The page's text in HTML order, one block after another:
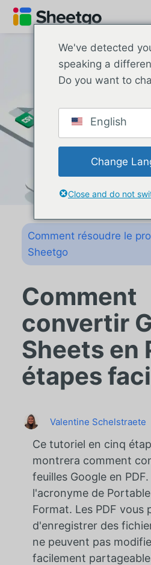
Comment résoudre le
Sheetgo
Comment
convertir
Sheets en
étapes
Valentine Schelstraete
Ce tutoriel en cinq
montrera comment
feuilles Google en
l'acronyme de
Format. Les PDF vous
d'enregistrer des
ne peuvent pas
facilement
We've detected
speaking a
Do you want to
English
Change
Close and do not